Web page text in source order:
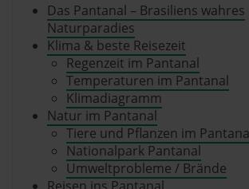
Das Pantanal – Brasiliens wahres
Naturparadies
Klima & beste Reisezeit
Regenzeit im Pantanal
Temperaturen im Pantanal
Klimadiagramm
Natur im Pantanal
Tiere und Pflanzen im
Nationalpark Pantanal
Umweltprobleme / Brände
Reisen ins Pantanal